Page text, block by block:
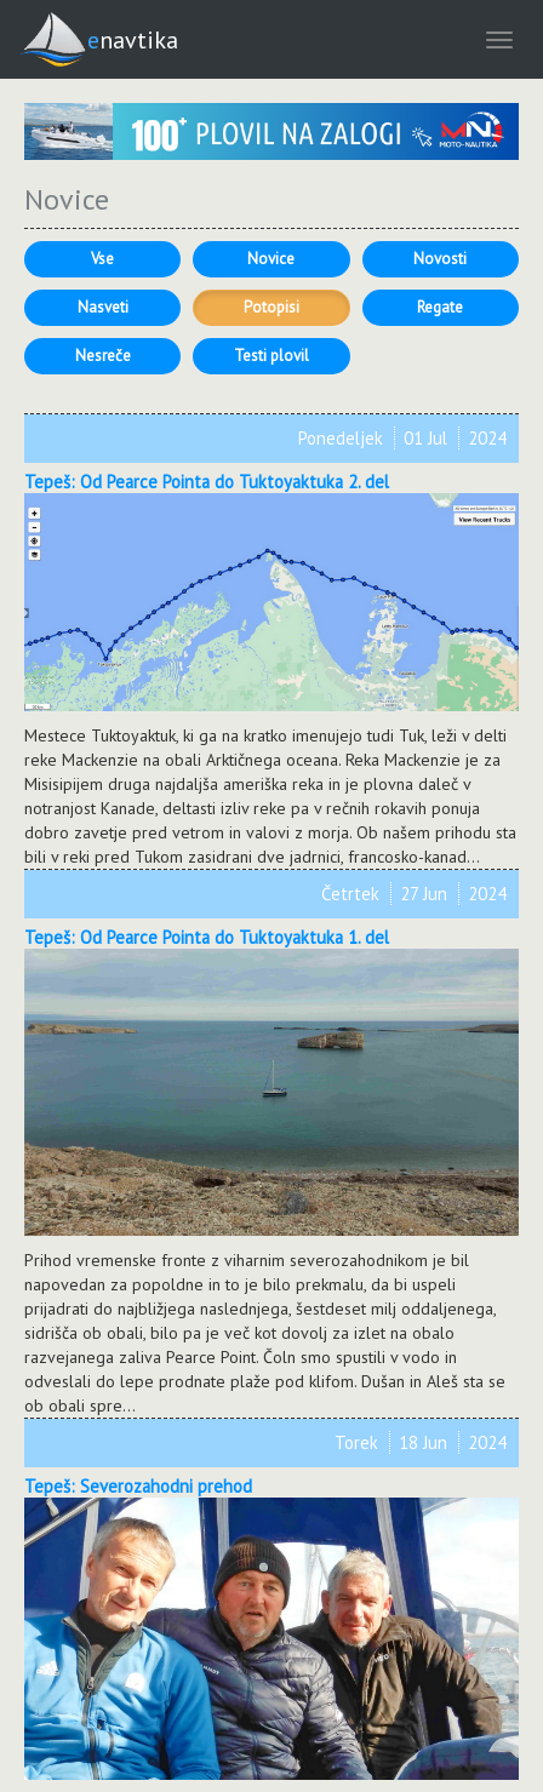
enavtika
Novice
Vse Novice Novosti
Nasveti Potopisi Regate
Nesreče Testi plovil
Tepeš: Od Pearce Pointa do Tuktoyaktuka 2. del
Mestece Tuktoyaktuk, ki ga na kratko imenujejo tudi Tuk, leži v delti
reke Mackenzie na obali Arktičnega oceana. Reka Mackenzie je za
Misisipijem druga najdaljša ameriška reka in je plovna daleč v
notranjost Kanade, deltasti izliv reke pa v rečnih rokavih ponuja
dobro zavetje pred vetrom in valovi z morja. Ob našem prihodu sta
bili v reki pred Tukom zasidrani dve jadrnici, francosko-kanad...
Ponedeljek 01 Jul 2024
Tepeš: Od Pearce Pointa do Tuktoyaktuka 1. del
Prihod vremenske fronte z viharnim severozahodnikom je bil
napovedan za popoldne in to je bilo prekmalu, da bi uspeli
prijadrati do najbližjega naslednjega, šestdeset milj oddaljenega,
sidrišča ob obali, bilo pa je več kot dovolj za izlet na obalo
razvejanega zaliva Pearce Point. Čoln smo spustili v vodo in
odveslali do lepe prodnate plaže pod klifom. Dušan in Aleš sta se
ob obali spre...
Četrtek 27 Jun 2024
Tepeš: Severozahodni prehod
Torek 18 Jun 2024